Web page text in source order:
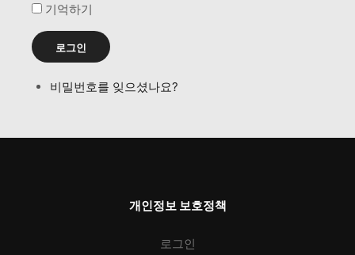
기억하기
로그인
비밀번호를 잊으셨나요?
개인정보 보호정책
로그인